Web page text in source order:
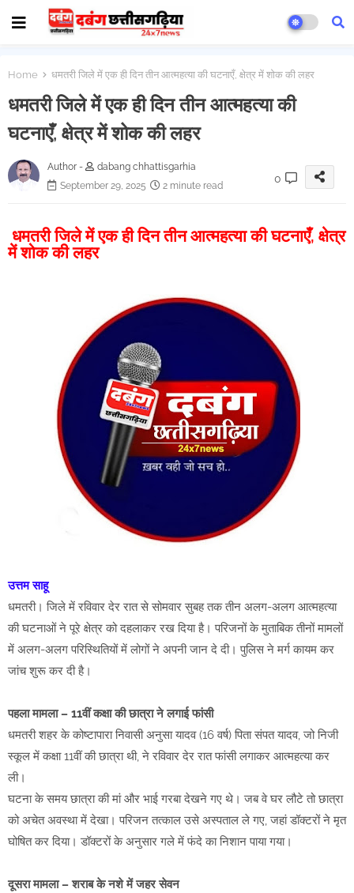
Home धमतरी जिले में एक ही दिन तीन आत्महत्या की घटनाएँ, क्षेत्र में शोक की लहर
धमतरी जिले में एक ही दिन तीन आत्महत्या की
घटनाएँ, क्षेत्र में शोक की लहर
Author -
dabang chhattisgarhia
September 29, 2025
2 minute read
0
धमतरी जिले में एक ही दिन तीन आत्महत्या की घटनाएँ, क्षेत्र
में शोक की लहर
उत्तम साहू
धमतरी। जिले में रविवार देर रात से सोमवार सुबह तक तीन अलग-अलग आत्महत्या
की घटनाओं ने पूरे क्षेत्र को दहलाकर रख दिया है। परिजनों के मुताबिक तीनों मामलों
में अलग-अलग परिस्थितियों में लोगों ने अपनी जान दे दी। पुलिस ने मर्ग कायम कर
जांच शुरू कर दी है।
पहला मामला – 11वीं कक्षा की छात्रा ने लगाई फांसी
धमतरी शहर के कोष्टापारा निवासी अनुसा यादव (16 वर्ष) पिता संपत यादव, जो निजी
स्कूल में कक्षा 11वीं की छात्रा थी, ने रविवार देर रात फांसी लगाकर आत्महत्या कर
ली।
घटना के समय छात्रा की मां और भाई गरबा देखने गए थे। जब वे घर लौटे तो छात्रा
को अचेत अवस्था में देखा। परिजन तत्काल उसे अस्पताल ले गए, जहां डॉक्टरों ने मृत
घोषित कर दिया। डॉक्टरों के अनुसार गले में फंदे का निशान पाया गया।
दूसरा मामला – शराब के नशे में जहर सेवन